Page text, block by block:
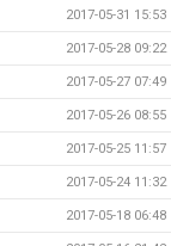
2017-05-31 15:53
2017-05-28 09:22
2017-05-27 07:49
2017-05-26 08:55
2017-05-25 11:57
2017-05-24 11:32
2017-05-18 06:48